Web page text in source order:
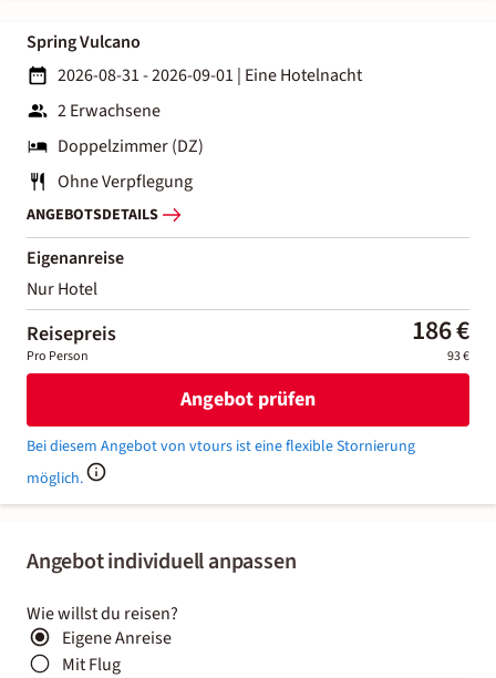
Angebot individuell anpassen
Wie willst du reisen?
Eigene Anreise
Mit Flug
Spring Vulcano
2026-08-31 - 2026-09-01 | Eine Hotelnacht
2 Erwachsene
Doppelzimmer (DZ)
Ohne Verpflegung
ANGEBOTSDETAILS
Eigenanreise
Nur Hotel
Reisepreis 186 €
Pro Person 93 €
Angebot prüfen
Bei diesem Angebot von vtours ist eine flexible Stornierung
möglich.